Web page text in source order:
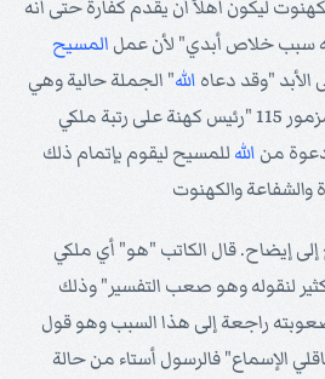
ليكون أهلاً أن يقدم كفارة حتى أنه
سبب خلاص أبدي" لأن عمل المسيح
الأبد "وقد دعاه الله" الجملة حالية وهي
تشير إلى النبوة السابقة في مزمور 115 "رئيس كهنة على رتبة ملكي
من الله للمسيح ليقوم بإتمام ذلك
والكهنوت
إلى إيضاح. قال الكاتب "هو" أي ملكي
لنقوله وهو صعب التفسير" وذلك
وصعوبته راجعة إلى هذا السبب وهو قول
الإسماع" فالرسول أستاء من حالة